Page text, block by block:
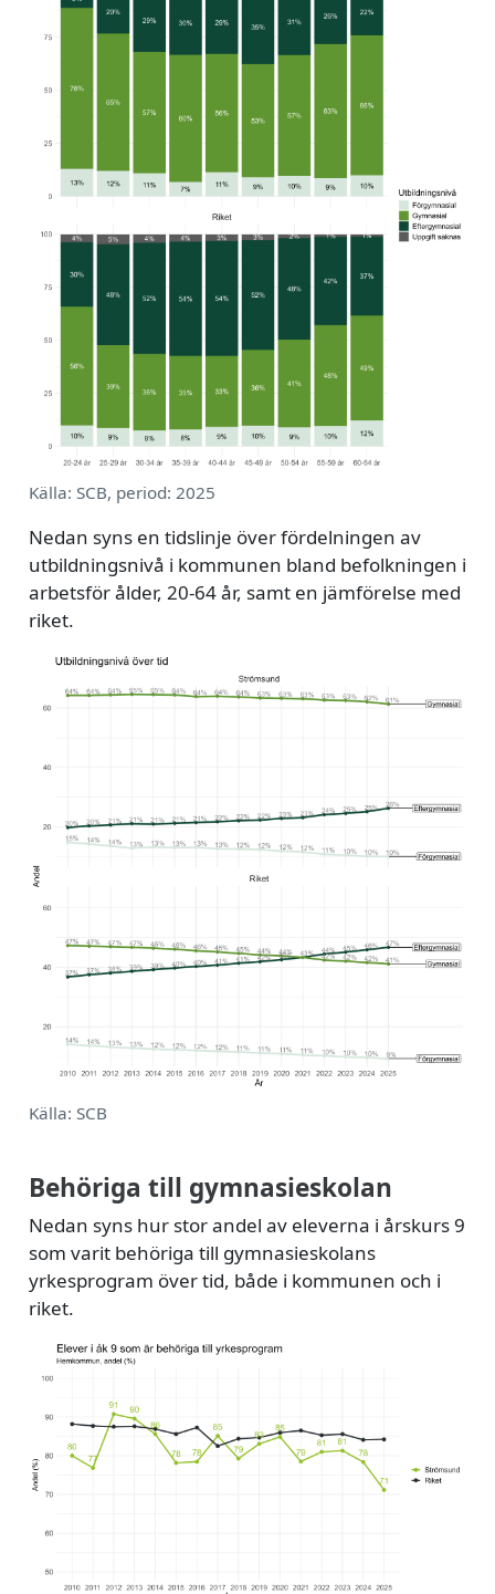
Källa: SCB, period: 2025
Nedan syns en tidslinje över fördelningen av
utbildningsnivå i kommunen bland befolkningen i
arbetsför ålder, 20-64 år, samt en jämförelse med
riket.
Källa: SCB
Behöriga till gymnasieskolan
Nedan syns hur stor andel av eleverna i årskurs 9
som varit behöriga till gymnasieskolans
yrkesprogram över tid, både i kommunen och i
riket.